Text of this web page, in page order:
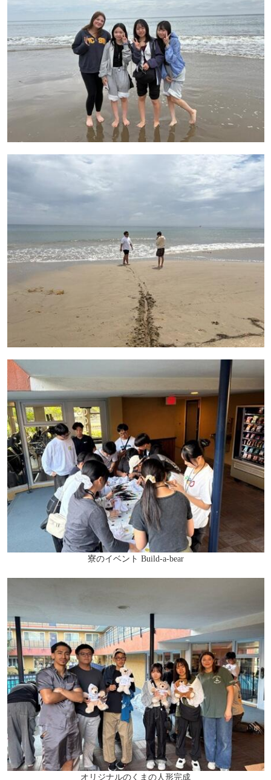
寮のイベント Build-a-bear
オリジナルのくまの人形完成